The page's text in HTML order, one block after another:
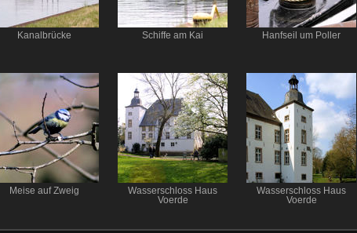
Kanalbrücke Schiffe am Kai Hanfseil um Poller
Meise auf Zweig
Wasserschloss Haus
Voerde
Wasserschloss Haus
Voerde